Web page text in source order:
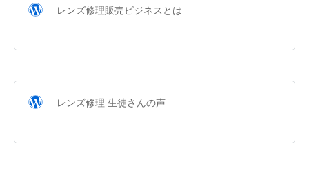
レンズ修理販売ビジネスとは
レンズ修理 生徒さんの声